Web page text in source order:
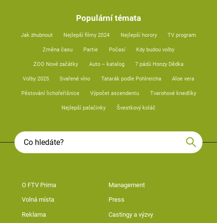
Populární témata
Jak zhubnout Nejlepší filmy 2024 Nejlepší horory TV program
Změna času Partie Počasí Kdy budou volby
ZOO Nové začátky Auto – katalog 7 pádů Honzy Dědka
Volby 2025 Svařené víno Tatarák podle Pohlreicha Aloe vera
Pěstování lichořeřišnice Výpočet ascendentu Tvarohové knedlíky
Nejlepší palačinky Švestkový koláč
O FTV Prima Management
Volná místa Press
Reklama Castingy a výzvy